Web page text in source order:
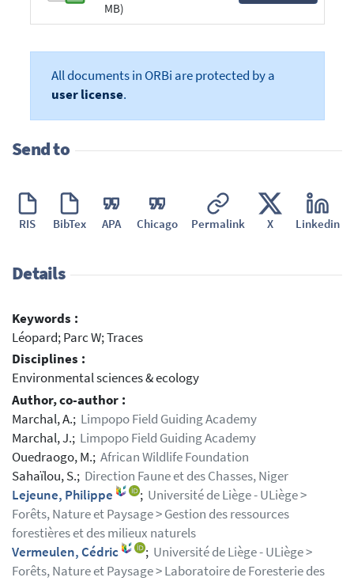
MB)
All documents in ORBi are protected by a
user license.
Send to
RIS BibTex APA Chicago Permalink X Linkedin
Details
Keywords :
Léopard; Parc W; Traces
Disciplines :
Environmental sciences & ecology
Author, co-author :
Marchal, A.; Limpopo Field Guiding Academy
Marchal, J.; Limpopo Field Guiding Academy
Ouedraogo, M.; African Wildlife Foundation
Sahaïlou, S.; Direction Faune et des Chasses, Niger
Lejeune, Philippe
; Université de Liège - ULiège >
Forêts, Nature et Paysage > Gestion des ressources
forestières et des milieux naturels
Vermeulen, Cédric
; Université de Liège - ULiège >
Forêts, Nature et Paysage > Laboratoire de Foresterie des